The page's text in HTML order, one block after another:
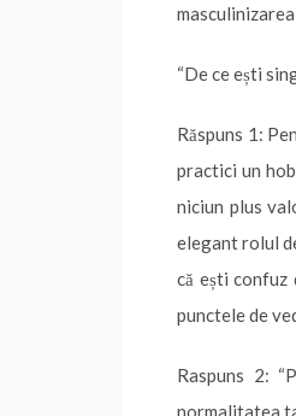
“De ce ești
Răspuns 1:
practici un
niciun plus
elegant rolul
că ești confuz
punctele de
Raspuns 2:
normalitatea